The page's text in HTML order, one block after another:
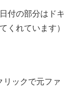
付の部分はドキ
くれています）
ックで元ファ